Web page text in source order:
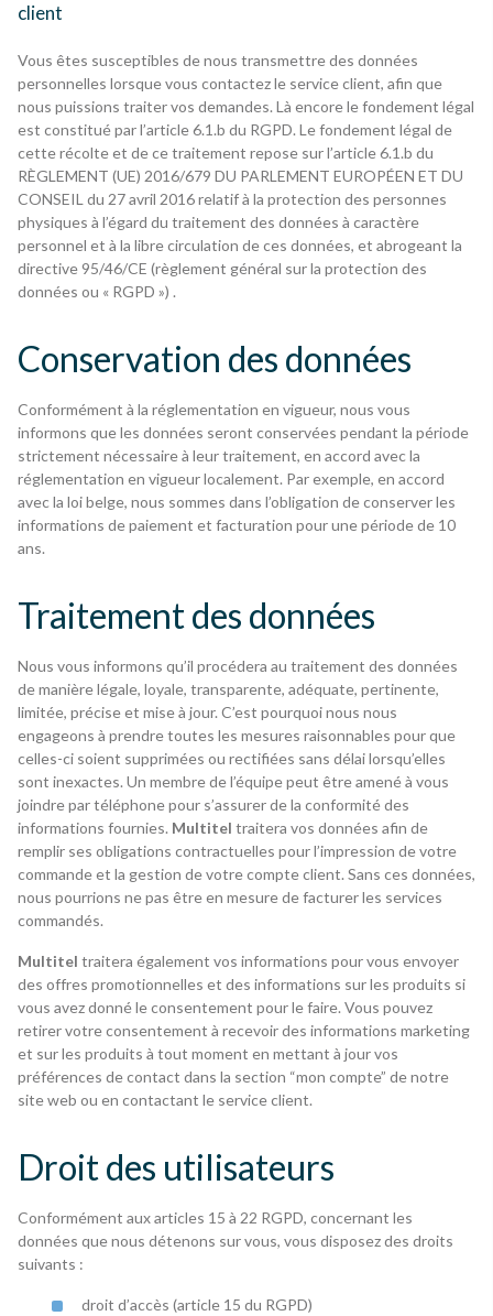
client
Vous êtes susceptibles de nous transmettre des données
personnelles lorsque vous contactez le service client, afin que
nous puissions traiter vos demandes. Là encore le fondement légal
est constitué par l’article 6.1.b du RGPD. Le fondement légal de
cette récolte et de ce traitement repose sur l’article 6.1.b du
RÈGLEMENT (UE) 2016/679 DU PARLEMENT EUROPÉEN ET DU
CONSEIL du 27 avril 2016 relatif à la protection des personnes
physiques à l’égard du traitement des données à caractère
personnel et à la libre circulation de ces données, et abrogeant la
directive 95/46/CE (règlement général sur la protection des
données ou « RGPD ») .
Conservation des données
Conformément à la réglementation en vigueur, nous vous
informons que les données seront conservées pendant la période
strictement nécessaire à leur traitement, en accord avec la
réglementation en vigueur localement. Par exemple, en accord
avec la loi belge, nous sommes dans l’obligation de conserver les
informations de paiement et facturation pour une période de 10
ans.
Traitement des données
Nous vous informons qu’il procédera au traitement des données
de manière légale, loyale, transparente, adéquate, pertinente,
limitée, précise et mise à jour. C’est pourquoinous nous
engageons à prendre toutes les mesures raisonnables pour que
celles-ci soient supprimées ou rectifiées sans délai lorsqu’elles
sont inexactes. Un membre de l’équipe peut être amené à vous
joindre par téléphone pour s’assurer de la conformité des
informations fournies. Multitel traitera vos données afin de
remplir ses obligations contractuelles pour l’impression de votre
commande et la gestion de votre compte client. Sans ces données,
nous pourrions ne pas être en mesure de facturer les services
commandés.
Multitel traitera également vos informations pour vous envoyer
des offres promotionnelles et des informations sur les produits si
vous avez donné le consentement pour le faire. Vous pouvez
retirer votre consentement à recevoir des informations marketing
et sur les produits à tout moment en mettant à jour vos
préférences de contact dans la section “mon compte” de notre
site web ou en contactant le service client.
Droit des utilisateurs
Conformément aux articles 15 à 22 RGPD, concernant les
données que nous détenons sur vous, vous disposez des droits
suivants :
droit d’accès (article 15 du RGPD)